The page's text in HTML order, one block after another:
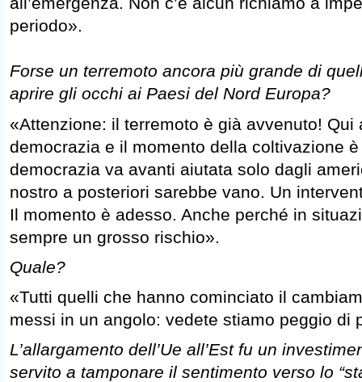
periodo».
Forse un terremoto ancora più grande di
aprire gli occhi ai Paesi del Nord Europa?
«Attenzione: il terremoto è già avvenuto! Qui
democrazia e il momento della coltivazione
democrazia va avanti aiutata solo dagli
nostro a posteriori sarebbe vano. Un
Il momento è adesso. Anche perché in
sempre un grosso rischio».
Quale?
«Tutti quelli che hanno cominciato il
messi in un angolo: vedete stiamo peggio di
L’allargamento dell’Ue all’Est fu un
servito a tamponare il sentimento verso lo